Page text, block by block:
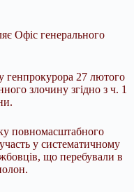
Офіс генерального
генпрокурора 27 лютого
злочину згідно з ч. 1
повномасштабного
у систематичному
що перебували в